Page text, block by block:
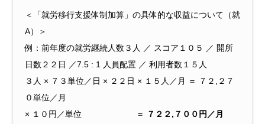
＜「就労移行支援体制加算」の具体的な収益について（就
A）＞
例：前年度の就労継続人数３人 ／ スコア１０５ ／ 開所
日数２２日 ／7.5 : 1 人員配置 ／ 利用者数１５人
３人 × ７３単位／日 × ２２日 × １５人／月 ＝ ７２,２７
０単位／月
× １０円／単位 ＝
７２２,７００円／月